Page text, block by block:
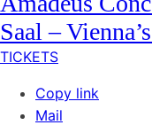
Saal –
TICKETS
Copy link
Mail